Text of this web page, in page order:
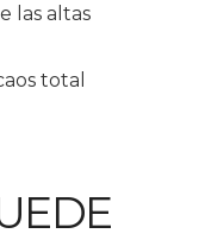
las altas
total